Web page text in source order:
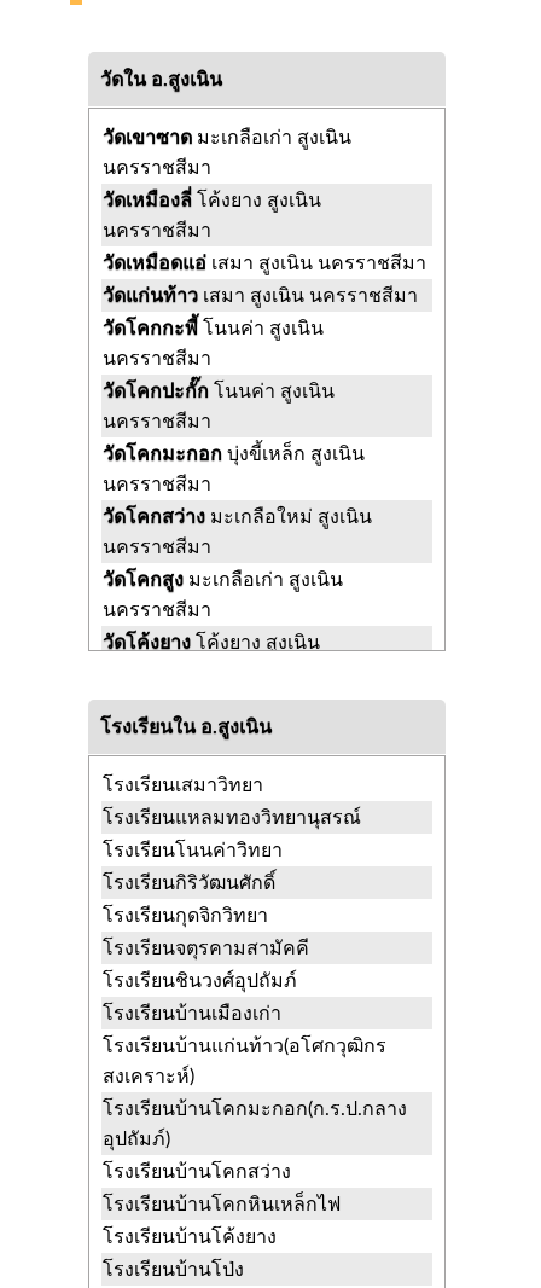
วัดใน อ.สูงเนิน
วัดเขาซาด มะเกลือเก่า สูงเนิน
นครราชสีมา
วัดเหมืองลี่ โค้งยาง สูงเนิน
นครราชสีมา
วัดเหมือดแอ่ เสมา สูงเนิน นครราชสีมา
วัดแก่นท้าว เสมา สูงเนิน นครราชสีมา
วัดโคกกะพี้ โนนค่า สูงเนิน
นครราชสีมา
วัดโคกปะกั๊ก โนนค่า สูงเนิน
นครราชสีมา
วัดโคกมะกอกบุ่งขี้เหล็ก สูงเนิน
นครราชสีมา
วัดโคกสว่าง มะเกลือใหม่ สูงเนิน
นครราชสีมา
วัดโคกสูง มะเกลือเก่า สูงเนิน
นครราชสีมา
วัดโค้งยาง โค้งยาง สูงเนิน
วัดโนนค่าโนนค่า สูงเนิน นครราชสีมา
วัดโนนตาลโคราช สูงเนิน
มะเกลือใหม่ สูงเนิน
นครราชสีมา
วัดใหม่จำปาหนองตะไก้ สูงเนิน
นครราชสีมา
วัดใหม่สันติมะเกลือใหม่ สูงเนิน
นครราชสีมา
วัดใหม่หนองดุม
นครราชสีมา
วัดใหม่อัมพร
นครราชสีมา
วัดกุดเวียนบุ่งขี้เหล็ก สูงเนิน
นครราชสีมา
วัดกุดขมิ้นหนองตะไก้ สูงเนิน
โรงเรียนใน อ.สูงเนิน
โรงเรียนเสมาวิทยา
โรงเรียนแหลมทองวิทยานุสรณ์
โรงเรียนโนนค่าวิทยา
โรงเรียนกิริวัฒนศักดิ์
โรงเรียนกุดจิกวิทยา
โรงเรียนจตุรคามสามัคคี
โรงเรียนชินวงศ์อุปถัมภ์
โรงเรียนบ้านเมืองเก่า
โรงเรียนบ้านแก่นท้าว(อโศกวุฒิกร
สงเคราะห์)
โรงเรียนบ้านโคกมะกอก(ก.ร.ป.กลาง
อุปถัมภ์)
โรงเรียนบ้านโคกสว่าง
โรงเรียนบ้านโคกหินเหล็กไฟ
โรงเรียนบ้านโค้งยาง
โรงเรียนบ้านโป่ง